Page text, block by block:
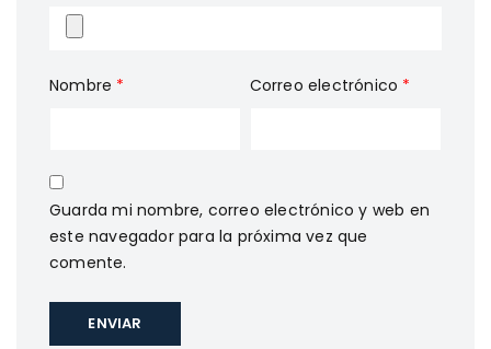
Nombre * Correo electrónico *
Guarda mi nombre, correo electrónico y web en
este navegador para la próxima vez que
comente.